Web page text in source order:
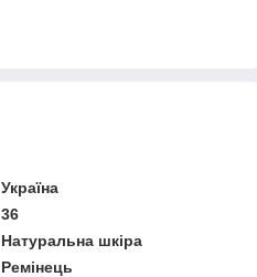
Україна
36
Натуральна шкіра
Ремінець